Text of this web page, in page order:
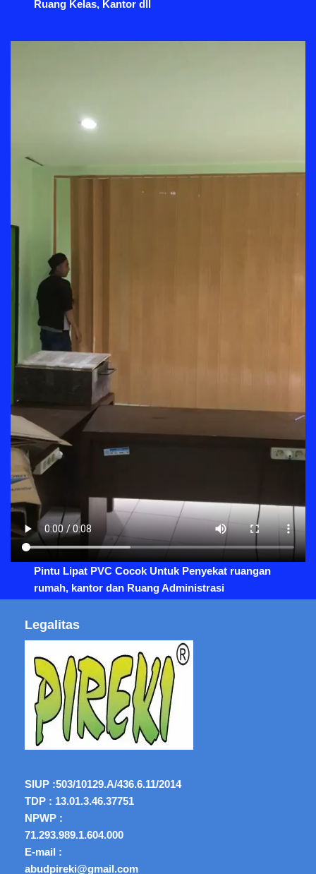
Ruang Kelas, Kantor dll
Pintu Lipat PVC Cocok Untuk Penyekat ruangan
rumah, kantor dan Ruang Administrasi
Legalitas
SIUP :503/10129.A/436.6.11/2014
TDP : 13.01.3.46.37751
NPWP :
71.293.989.1.604.000
E-mail :
abudpireki@gmail.com